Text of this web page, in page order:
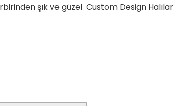
şık ve güzel Custom Design Halılar